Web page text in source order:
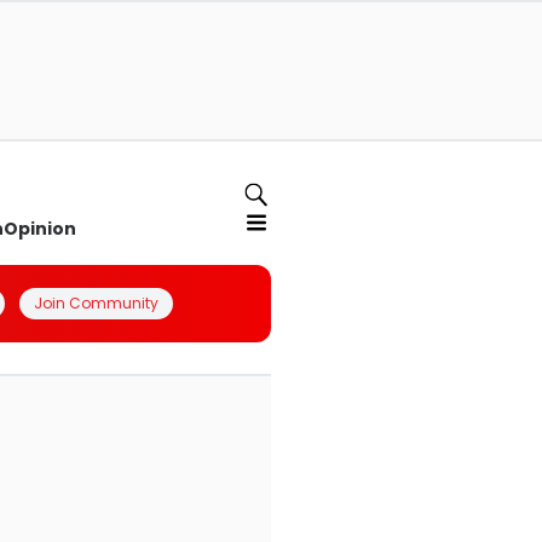
Opinion
Join Community